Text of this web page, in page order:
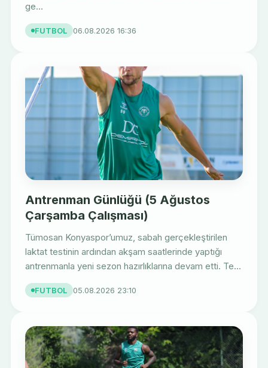
ge...
FUTBOL 06.08.2026 16:36
Antrenman Günlüğü (5 Ağustos
Çarşamba Çalışması)
Tümosan Konyaspor’umuz, sabah gerçekleştirilen
laktat testinin ardından akşam saatlerinde yaptığı
antrenmanla yeni sezon hazırlıklarına devam etti. Te...
FUTBOL 05.08.2026 23:10